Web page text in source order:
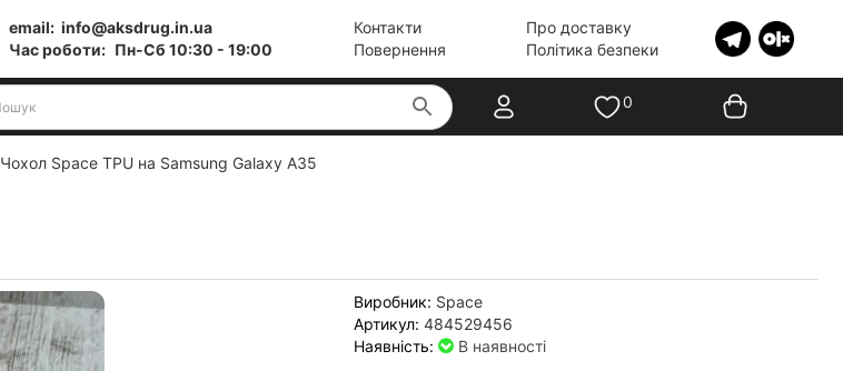
email: info@aksdrug.in.ua
Час роботи: Пн-Cб 10:30 - 19:00
Контакти
Повернення
Про доставку
Політика безпеки
0
Чохол Space TPU на Samsung Galaxy A35
Виробник: Space
Артикул: 484529456
Наявність:
В наявності